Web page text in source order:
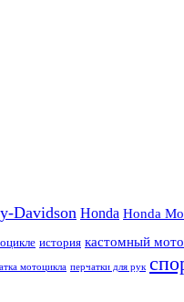
Davidson Honda Honda
история кастомный
мотоцикла перчатки для рук